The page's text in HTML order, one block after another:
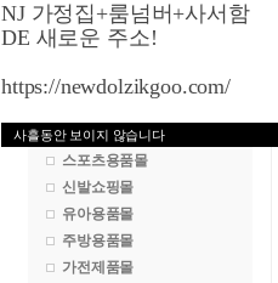
NJ 가정집+룸넘버+사서함
DE 새로운 주소!
https://newdolzikgoo.com/
사흘동안 보이지 않습니다
독일쇼핑
패션쇼핑몰
시계쇼핑몰
스포츠용품몰
신발쇼핑몰
유아용품몰
주방용품몰
가전제품몰